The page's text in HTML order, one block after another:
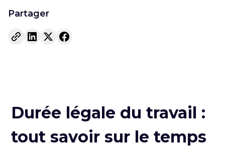
Partager
Durée légale du travail :
tout savoir sur le temps